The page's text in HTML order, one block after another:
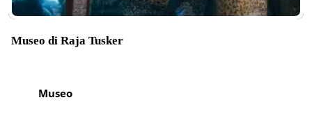
Museo di Raja Tusker
Museo